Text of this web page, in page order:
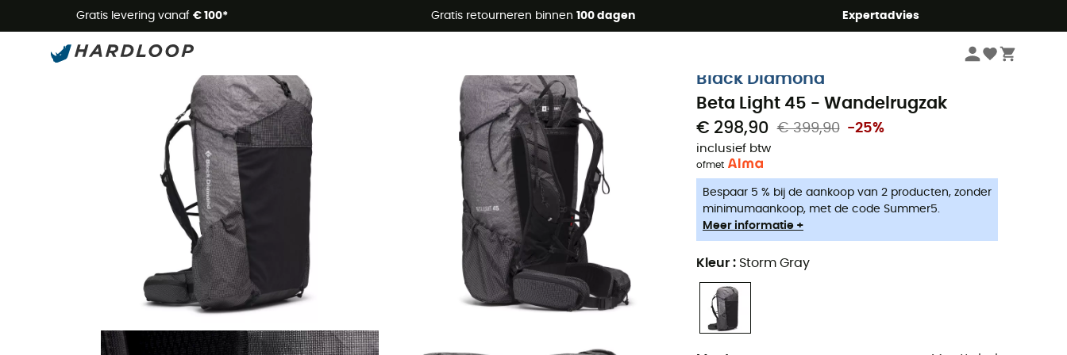
Gratis levering vanaf € 100* Gratis retourneren binnen 100 dagen Expertadvies
Zomeraanbiedingen 🔥 -5% EXTRA vanaf 2 producten* met code Summer5
Wandelrugzakken
Black Diamond
Beta Light 45 - Wandelrugzak
€ 298,90 € 399,90 -25%
inclusief btw
ofmet
Bespaar 5 % bij de aankoop van 2 producten, zonder
minimumaankoop, met de code Summer5.
Meer informatie +
Kleur : Storm Gray